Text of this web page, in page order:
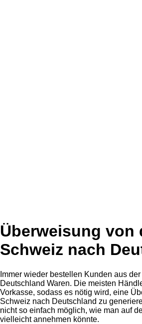
Überweisung von
Schweiz nach
Immer wieder bestellen Kunden aus
Deutschland Waren. Die meisten
Vorkasse, sodass es nötig wird, eine
Schweiz nach Deutschland zu
nicht so einfach möglich, wie man auf
vielleicht annehmen könnte.